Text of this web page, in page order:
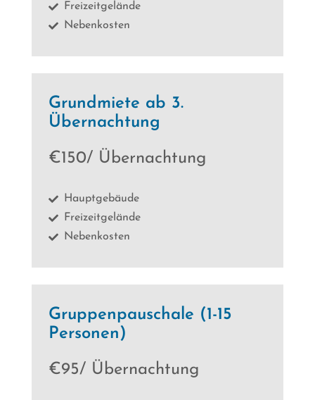
 Freizeitgelände
 Nebenkosten
Grundmiete ab 3.
Übernachtung
€150/ Übernachtung
 Hauptgebäude
 Freizeitgelände
 Nebenkosten
Gruppenpauschale (1-15
Personen)
€95/ Übernachtung